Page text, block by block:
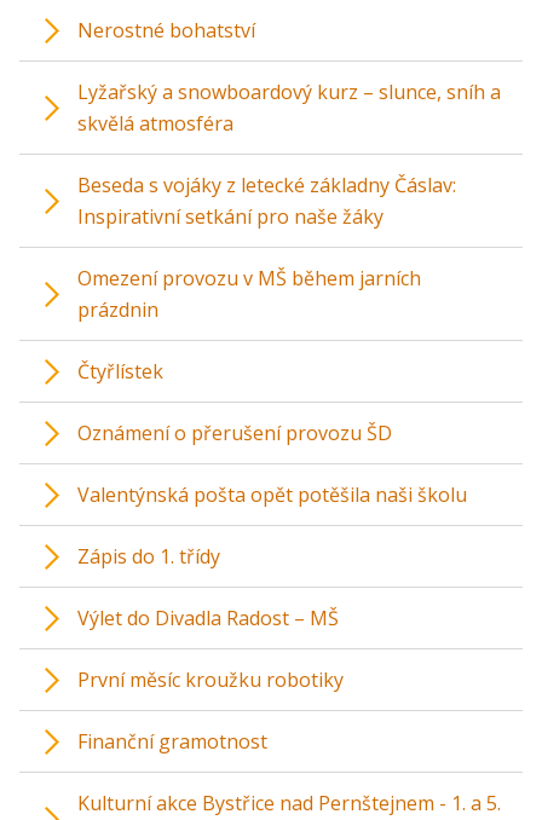
Nerostné bohatství
Lyžařský a snowboardový kurz – slunce, sníh a
skvělá atmosféra
Beseda s vojáky z letecké základny Čáslav:
Inspirativní setkání pro naše žáky
Omezení provozu v MŠ během jarních
prázdnin
Čtyřlístek
Oznámení o přerušení provozu ŠD
Valentýnská pošta opět potěšila naši školu
Zápis do 1. třídy
Výlet do Divadla Radost – MŠ
První měsíc kroužku robotiky
Finanční gramotnost
Kulturní akce Bystřice nad Pernštejnem - 1. a 5.